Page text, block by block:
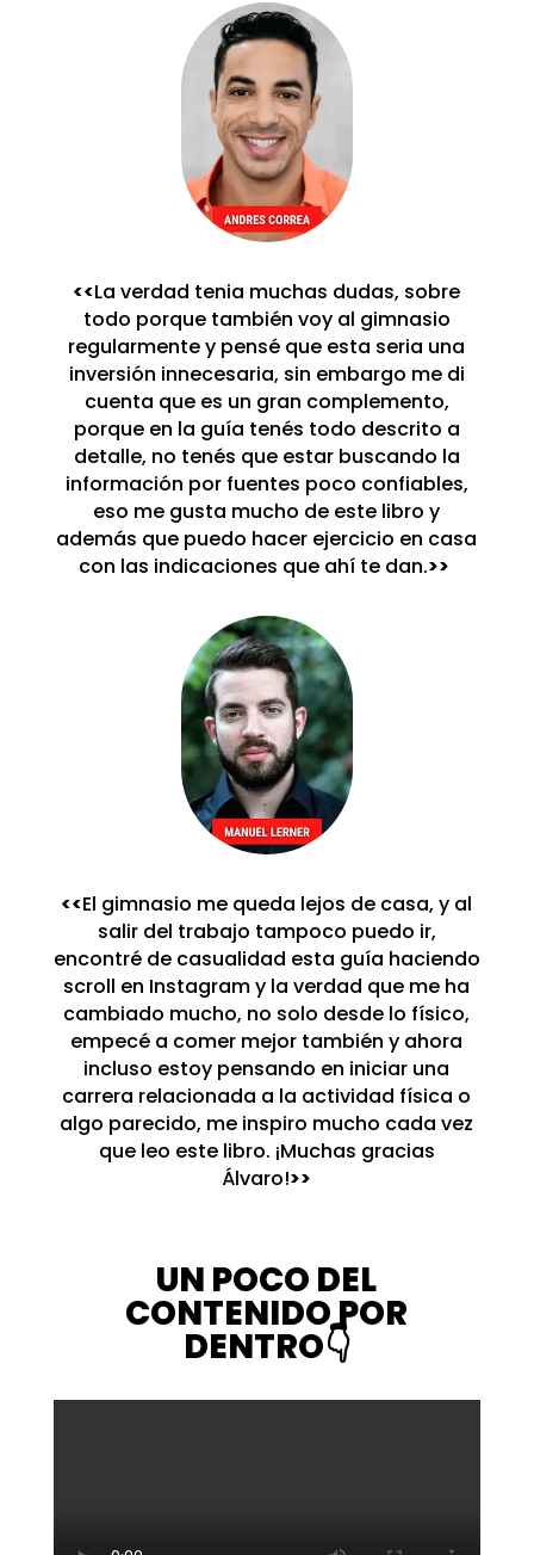
<<La verdad tenia muchas dudas, sobre
todo porque también voy al gimnasio
regularmente y pensé que esta seria una
inversión innecesaria, sin embargo me di
cuenta que es un gran complemento,
porque en la guía tenés todo descrito a
detalle, no tenés que estar buscando la
información por fuentes poco confiables,
eso me gusta mucho de este libro y
además que puedo hacer ejercicio en casa
con las indicaciones que ahí te dan.>>
<<El gimnasio me queda lejos de casa, y al
salir del trabajo tampoco puedo ir,
encontré de casualidad esta guía haciendo
scroll en Instagram y la verdad que me ha
cambiado mucho, no solo desde lo físico,
empecé a comer mejor también y ahora
incluso estoy pensando en iniciar una
carrera relacionada a la actividad física o
algo parecido, me inspiro mucho cada vez
que leo este libro. ¡Muchas gracias
Álvaro!>>
UN POCO DEL
CONTENIDO POR
DENTRO👇